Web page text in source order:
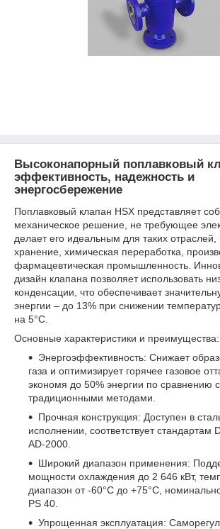
Высоконапорный поплавковый
эффективность, надежность и
энергосбережение
Поплавковый клапан HSX представляет
механическое решение, не требующее
делает его идеальным для таких отраслей,
хранение, химическая переработка,
фармацевтическая промышленность.
дизайн клапана позволяет использовать
конденсации, что обеспечивает
энергии – до 13% при снижении
на 5°C.
Основные характеристики и преимущества:
Энергоэффективность: Снижает
газа и оптимизирует горячее газовое
экономя до 50% энергии по сравнению с
традиционными методами.
Прочная конструкция: Доступен в
исполнении, соответствует стандартам
AD-2000.
Широкий диапазон применения:
мощности охлаждения до 2 646 кВт,
диапазон от -60°C до +75°C,
PS 40.
Упрощенная эксплуатация: